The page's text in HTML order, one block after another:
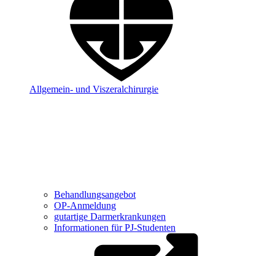
Allgemein- und Viszeralchirurgie
Behandlungsangebot
OP-Anmeldung
gutartige Darmerkrankungen
Informationen für PJ-Studenten